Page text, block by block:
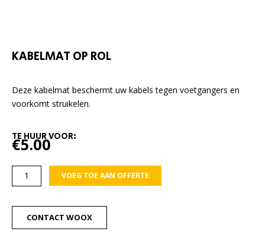
KABELMAT OP ROL
Deze kabelmat beschermt uw kabels tegen voetgangers en
voorkomt struikelen.
TE HUUR VOOR:
€5.00
Kabelmat
op
aantal
VOEG TOE AAN OFFERTE
CONTACT WOOX